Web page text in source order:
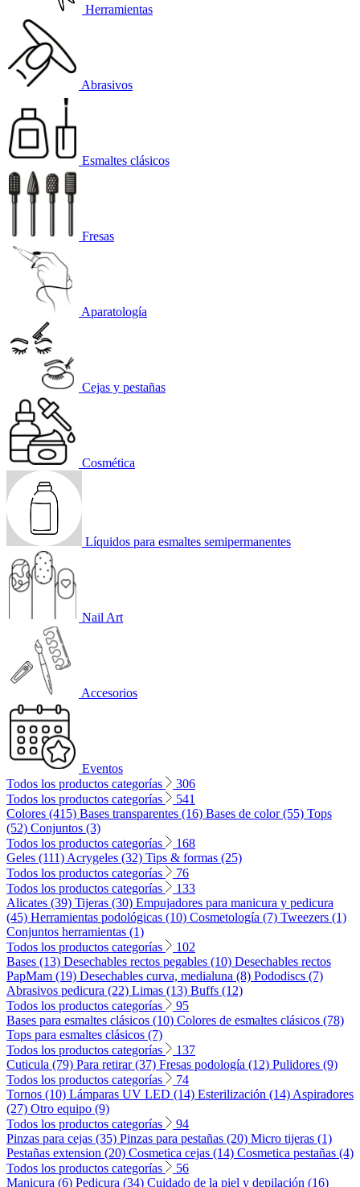
Herramientas
Abrasivos
Esmaltes clásicos
Fresas
Aparatología
Cejas y pestañas
Cosmética
Líquidos para esmaltes semipermanentes
Nail Art
Accesorios
Eventos
Todos los productos categorías
306
Todos los productos categorías
541
Colores (415) Bases transparentes (16) Bases de color (55) Tops
(52) Conjuntos (3)
Todos los productos categorías
168
Geles (111) Acrygeles (32) Tips & formas (25)
Todos los productos categorías
76
Todos los productos categorías
133
Alicates (39) Tijeras (30) Empujadores para manicura y pedicura
(45) Herramientas podológicas (10) Cosmetología (7) Tweezers (1)
Conjuntos herramientas (1)
Todos los productos categorías
102
Bases (13) Desechables rectos pegables (10) Desechables rectos
PapMam (19) Desechables curva, medialuna (8) Pododiscs (7)
Abrasivos pedicura (22) Limas (13) Buffs (12)
Todos los productos categorías
95
Bases para esmaltes clásicos (10) Colores de esmaltes clásicos (78)
Tops para esmaltes clásicos (7)
Todos los productos categorías
137
Cuticula (79) Para retirar (37) Fresas podología (12) Pulidores (9)
Todos los productos categorías
74
Tornos (10) Lámparas UV LED (14) Esterilización (14) Aspiradores
(27) Otro equipo (9)
Todos los productos categorías
94
Pinzas para cejas (35) Pinzas para pestañas (20) Micro tijeras (1)
Pestañas extension (20) Cosmetica cejas (14) Cosmetica pestañas (4)
Todos los productos categorías
56
Manicura (6) Pedicura (34) Cuidado de la piel y depilación (16)